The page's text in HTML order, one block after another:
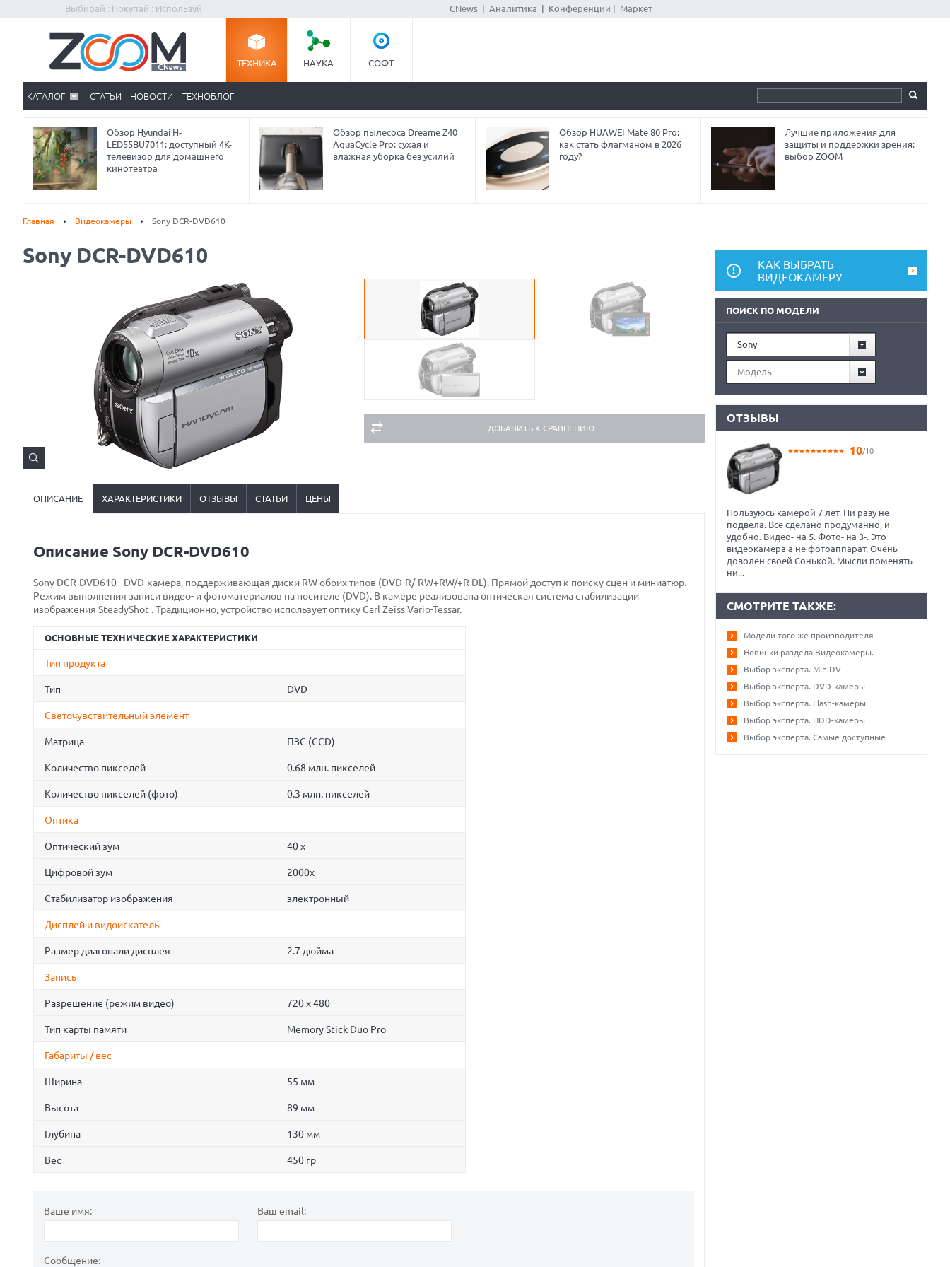
Выбирай : Покупай : Используй CNews| Аналитика Конференции Маркет
ТЕХНИКА НАУКА СОФТ
КАТАЛОГ СТАТЬИ НОВОСТИ ТЕХНОБЛОГ
Обзор Hyundai H-
LED55BU7011: доступный 4K-
телевизор для домашнего
кинотеатра
Обзор пылесоса Dreame Z40
AquaCycle Pro: сухая и
влажная уборка без усилий
Обзор HUAWEI Mate 80 Pro:
как стать флагманом в 2026
году?
Лучшие приложения для
защиты и поддержки зрения:
выбор ZOOM
Главная Видеокамеры Sony DCR-DVD610
Sony DCR-DVD610
ДОБАВИТЬ К СРАВНЕНИЮ
ОПИСАНИЕ ХАРАКТЕРИСТИКИ ОТЗЫВЫ СТАТЬИ ЦЕНЫ
Описание Sony DCR-DVD610
Sony DCR-DVD610 - DVD-камера, поддерживающая диски RW обоих типов (DVD-R/-RW+RW/+R DL). Прямой доступ к поиску сцен и миниатюр.
Режим выполнения записи видео- и фотоматериалов на носителе (DVD). В камере реализована оптическая система стабилизации
изображения SteadyShot . Традиционно, устройство использует оптику Carl Zeiss Vario-Tessar.
ОСНОВНЫЕ ТЕХНИЧЕСКИЕ ХАРАКТЕРИСТИКИ
Тип продукта
Тип DVD
Светочувствительный элемент
Матрица ПЗС (CCD)
Количество пикселей 0.68 млн. пикселей
Количество пикселей (фото) 0.3 млн. пикселей
Оптика
Оптический зум 40 x
Цифровой зум 2000x
Стабилизатор изображения электронный
Дисплей и видоискатель
Размер диагонали дисплея 2.7 дюйма
Запись
Разрешение (режим видео) 720 x 480
Тип карты памяти Memory Stick Duo Pro
Габариты / вес
Ширина 55 мм
Высота 89 мм
Глубина 130 мм
Вес 450 гр
Ваше имя: Ваш email:
Сообщение:
КАК ВЫБРАТЬ
ВИДЕОКАМЕРУ
ПОИСК ПО МОДЕЛИ
Sony
Модель
ОТЗЫВЫ
10/10
Пользуюсь камерой 7 лет. Ни разу не
подвела. Все сделано продуманно, и
удобно. Видео- на 5. Фото- на 3-. Это
видеокамера а не фотоаппарат. Очень
доволен своей Сонькой. Мысли поменять
ни...
СМОТРИТЕ ТАКЖЕ:
Модели того же производителя
Новинки раздела Видеокамеры.
Выбор эксперта. MiniDV
Выбор эксперта. DVD-камеры
Выбор эксперта. Flash-камеры
Выбор эксперта. HDD-камеры
Выбор эксперта. Самые доступные